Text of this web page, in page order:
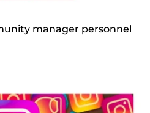
manager personnel